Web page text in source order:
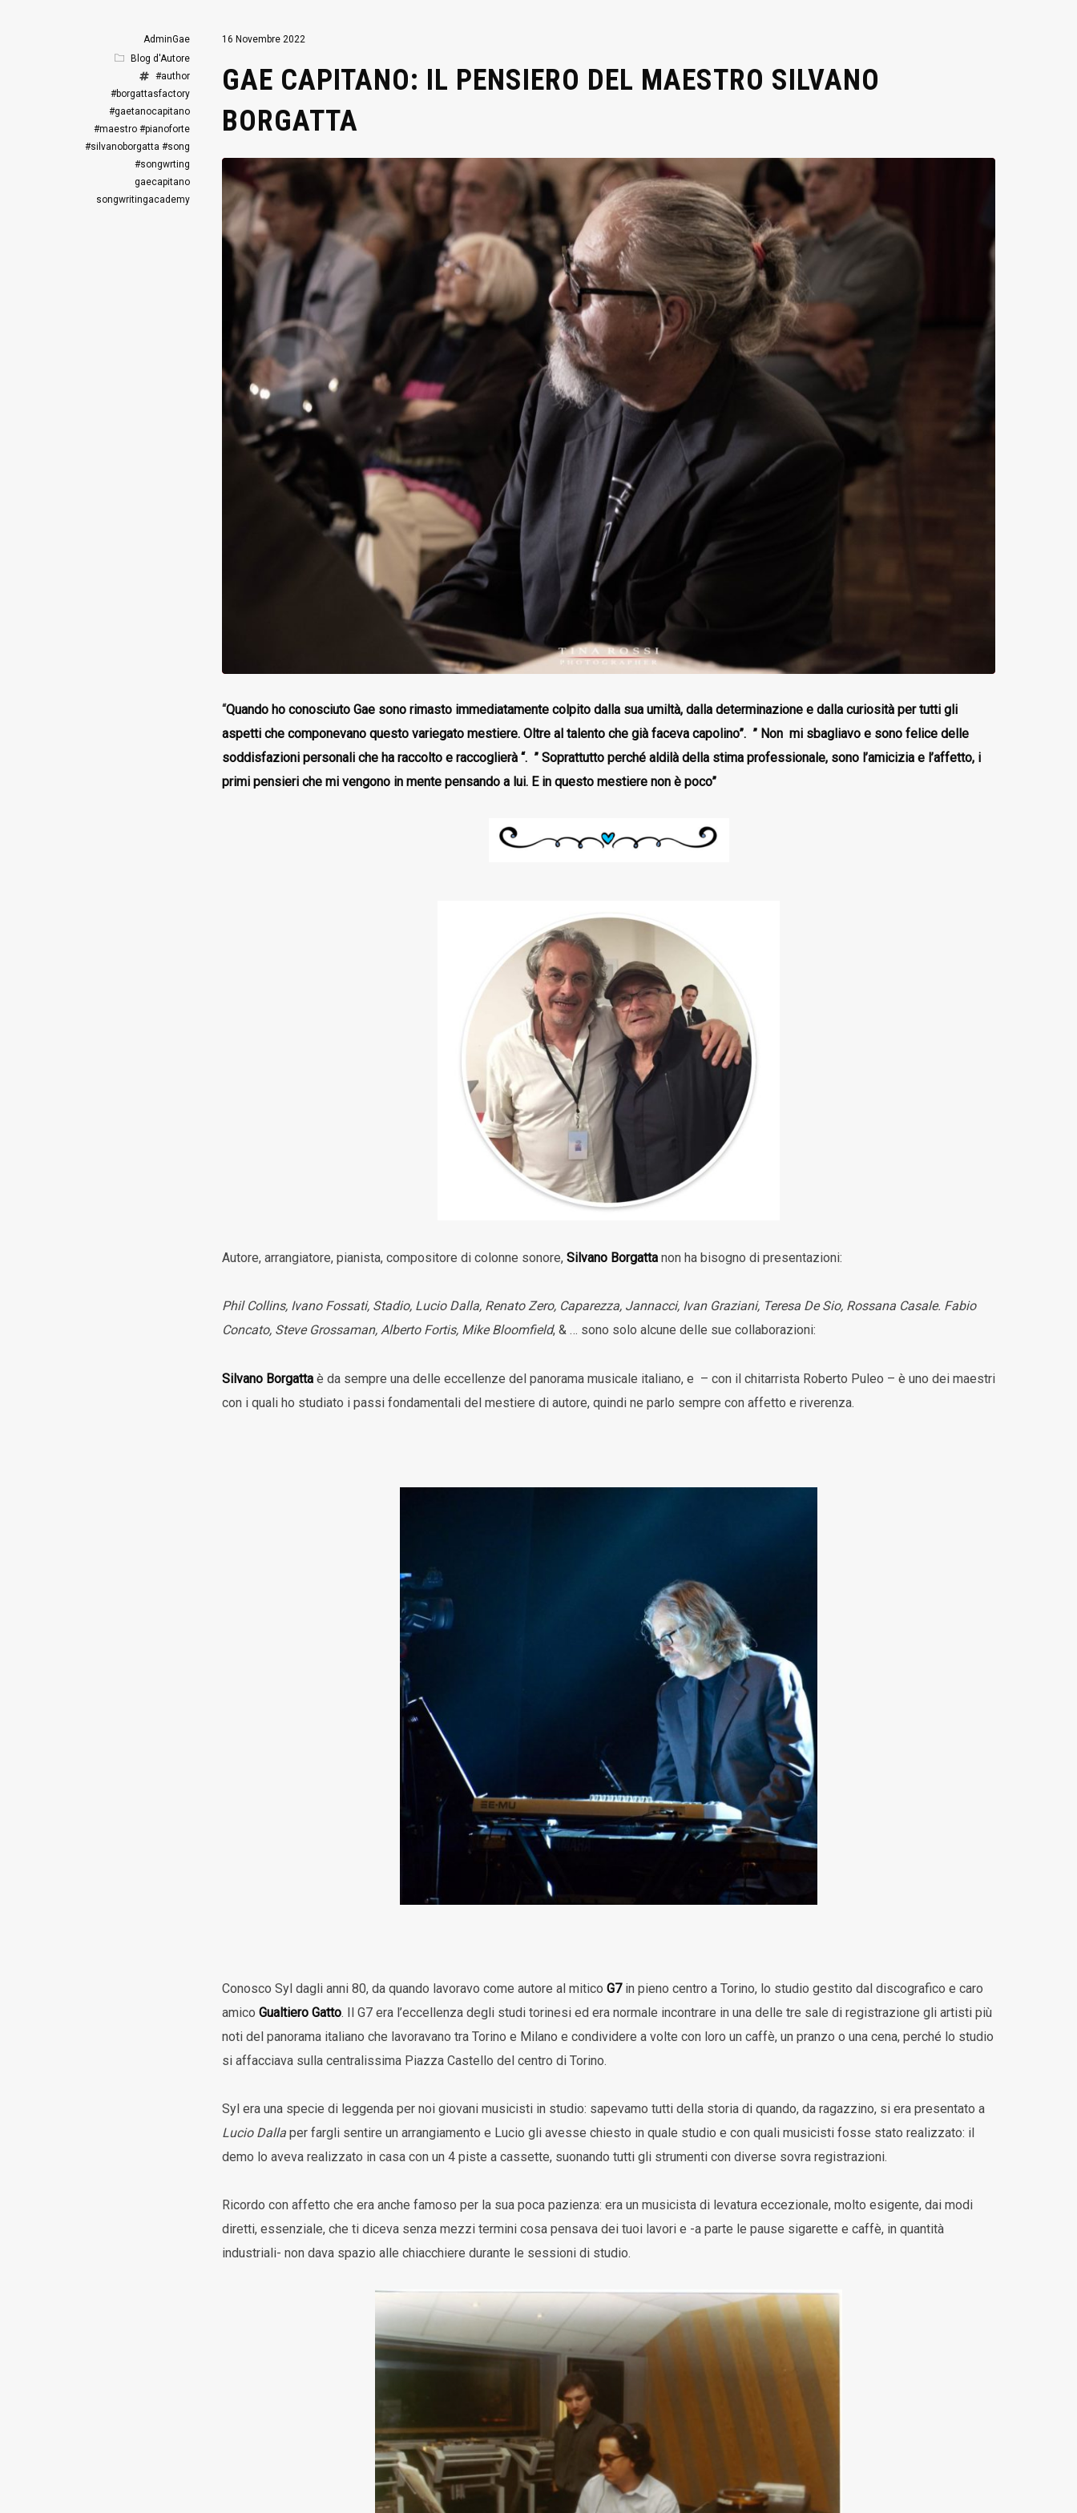
16 Novembre 2022
GAE CAPITANO: IL PENSIERO DEL MAESTRO SILVANO
BORGATTA
“Quando ho conosciuto Gae sono rimasto immediatamente colpito dalla sua umiltà, dalla determinazione e dalla curiosità per tutti gli
aspetti che componevano questo variegato mestiere. Oltre al talento che già faceva capolino”. ” Non mi sbagliavo e sono felice delle
soddisfazioni personali che ha raccolto e raccoglierà “. ” Soprattutto perché aldilà della stima professionale, sono l’amicizia e l’affetto, i
primi pensieri che mi vengono in mente pensando a lui. E in questo mestiere non è poco”
Autore, arrangiatore, pianista, compositore di colonne sonore, Silvano Borgatta non ha bisogno di presentazioni:
Phil Collins, Ivano Fossati, Stadio, Lucio Dalla, Renato Zero, Caparezza, Jannacci, Ivan Graziani, Teresa De Sio, Rossana Casale. Fabio
Concato, Steve Grossaman, Alberto Fortis, Mike Bloomfield, & … sono solo alcune delle sue collaborazioni:
Silvano Borgatta è da sempre una delle eccellenze del panorama musicale italiano, e – con il chitarrista Roberto Puleo – è uno dei maestri
con i quali ho studiato i passi fondamentali del mestiere di autore, quindi ne parlo sempre con affetto e riverenza.
Conosco Syl dagli anni 80, da quando lavoravo come autore al mitico G7in pieno centro a Torino, lo studio gestito dal discografico e caro
amico Gualtiero Gatto. Il G7 era l’eccellenza degli studi torinesi ed era normale incontrare in una delle tre sale di registrazione gli artisti più
noti del panorama italiano che lavoravano tra Torino e Milano e condividere a volte con loro un caffè, un pranzo o una cena, perché lo studio
si affacciava sulla centralissima Piazza Castello del centro di Torino.
Syl era una specie di leggenda per noi giovani musicisti in studio: sapevamo tutti della storia di quando, da ragazzino, si era presentato a
Lucio Dalla per fargli sentire un arrangiamento e Lucio gli avesse chiesto in quale studio e con quali musicisti fosse stato realizzato: il
demo lo aveva realizzato in casa con un 4 piste a cassette, suonando tutti gli strumenti con diverse sovra registrazioni.
Ricordo con affetto che era anche famoso per la sua poca pazienza: era un musicista di levatura eccezionale, molto esigente, dai modi
diretti, essenziale, che ti diceva senza mezzi termini cosa pensava dei tuoi lavori e -a parte le pause sigarette e caffè, in quantità
industriali- non dava spazio alle chiacchiere durante le sessioni di studio.
AdminGae
Blog d'Autore
#author
#borgattasfactory
#gaetanocapitano
#maestro #pianoforte
#silvanoborgatta #song
#songwrting
gaecapitano
songwritingacademy